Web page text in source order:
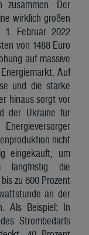
zusammen. Der
wirklich großen
1. Februar 2022
von 1488 Euro
auf massive
Auf
und die starke
hinaus sorgt vor
der Ukraine für
nicht
eingekauft, um
langfristig die
zu 600 Prozent
an der
Als Beispiel: In
Strombedarfs